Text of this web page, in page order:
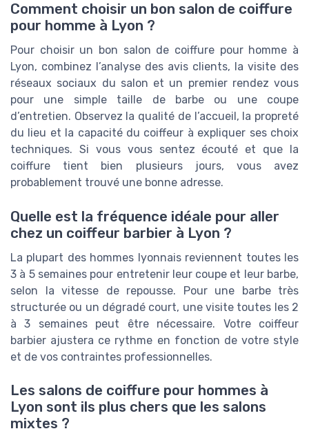
Comment choisir un bon salon de coiffure
pour homme à Lyon ?
Pour choisir un bon salon de coiffure pour homme à
Lyon, combinez l’analyse des avis clients, la visite des
réseaux sociaux du salon et un premier rendez vous
pour une simple taille de barbe ou une coupe
d’entretien. Observez la qualité de l’accueil, la propreté
du lieu et la capacité du coiffeur à expliquer ses choix
techniques. Si vous vous sentez écouté et que la
coiffure tient bien plusieurs jours, vous avez
probablement trouvé une bonne adresse.
Quelle est la fréquence idéale pour aller
chez un coiffeur barbier à Lyon ?
La plupart des hommes lyonnais reviennent toutes les
3 à 5 semaines pour entretenir leur coupe et leur barbe,
selon la vitesse de repousse. Pour une barbe très
structurée ou un dégradé court, une visite toutes les 2
à 3 semaines peut être nécessaire. Votre coiffeur
barbier ajustera ce rythme en fonction de votre style
et de vos contraintes professionnelles.
Les salons de coiffure pour hommes à
Lyon sont ils plus chers que les salons
mixtes ?